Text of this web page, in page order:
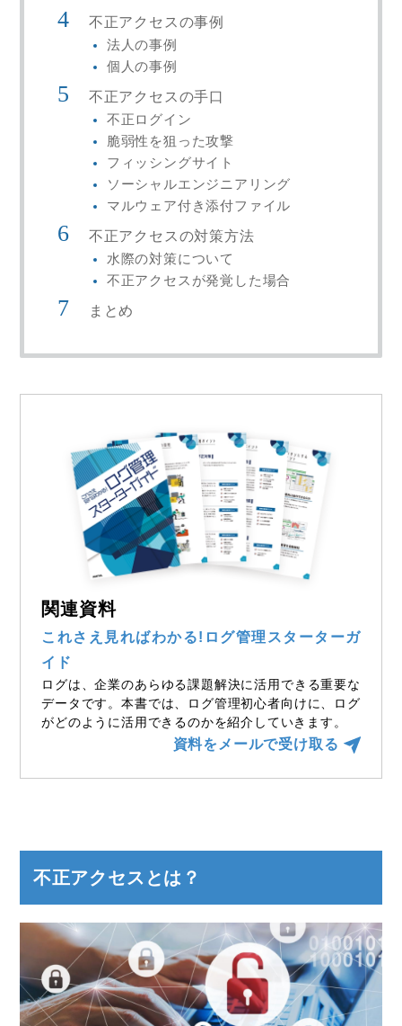
不正アクセスの事例
法人の事例
個人の事例
不正アクセスの手口
不正ログイン
脆弱性を狙った攻撃
フィッシングサイト
ソーシャルエンジニアリング
マルウェア付き添付ファイル
不正アクセスの対策方法
水際の対策について
不正アクセスが発覚した場合
まとめ
関連資料
これさえ見ればわかる!ログ管理スターターガ
イド
ログは、企業のあらゆる課題解決に活用できる重要な
データです。本書では、ログ管理初心者向けに、ログ
がどのように活用できるのかを紹介していきます。
資料をメールで受け取る
不正アクセスとは？